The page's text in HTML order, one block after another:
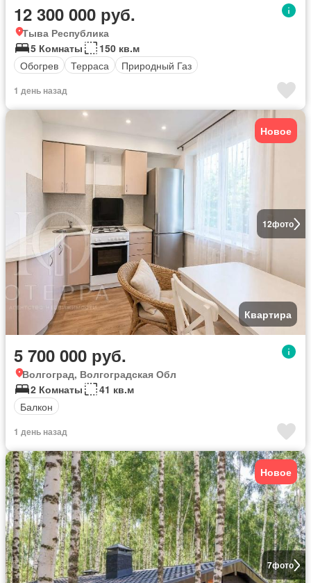
12 300 000 руб.
Тыва Республика
5 Комнаты
150 кв.м
Обогрев
Терраса Природный Газ
1 день назад
12фото
Новое
Квартира
5 700 000 руб.
Волгоград, Волгоградская Обл
2 Комнаты
41 кв.м
Балкон
1 день назад
7фото
Новое